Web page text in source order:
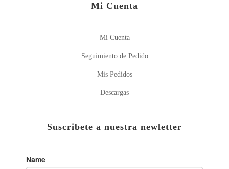
Mi Cuenta
Mi Cuenta
Seguimiento de Pedido
Mis Pedidos
Descargas
Suscribete a nuestra newletter